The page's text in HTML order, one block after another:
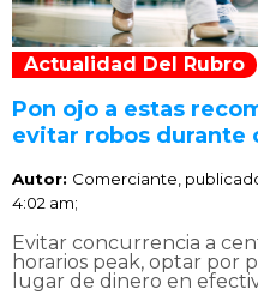
Actualidad Del Rubro
Pon ojo a estas
evitar robos durante
Autor: Comerciante,
4:02 am;
Evitar concurrencia a
horarios peak, optar por
lugar de dinero en